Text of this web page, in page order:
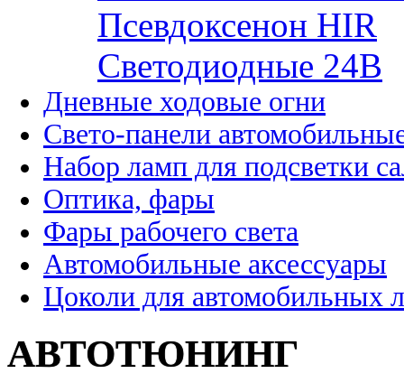
Псевдоксенон HIR
Cветодиодные 24B
Дневные ходовые огни
Свето-панели
Набор ламп для подсветки
Оптика, фары
Фары рабочего света
Автомобильные аксессуары
Цоколи для автомобильных
АВТОТЮНИНГ